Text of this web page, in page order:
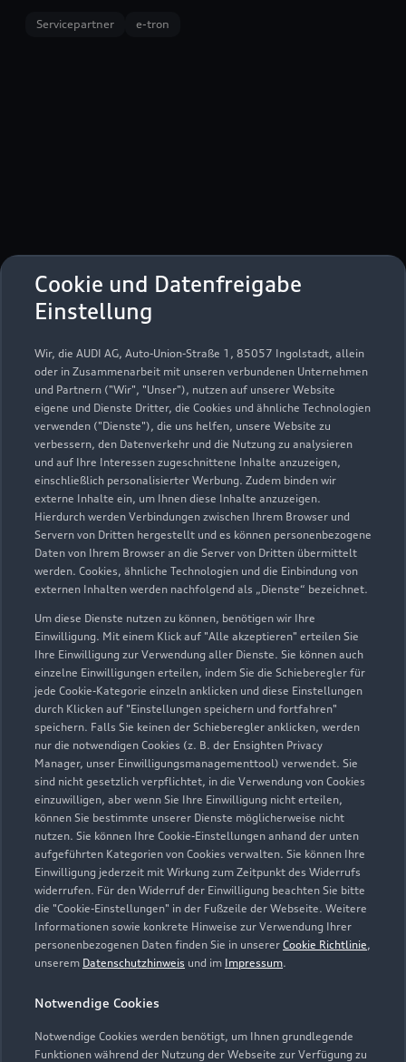
Cookie und Datenfreigabe
Einstellung
Wir, die AUDI AG, Auto-Union-Straße 1, 85057 Ingolstadt, allein
oder in Zusammenarbeit mit unseren verbundenen Unternehmen
und Partnern ("Wir", "Unser"), nutzen auf unserer Website
eigene und Dienste Dritter, die Cookies und ähnliche Technologien
verwenden ("Dienste"), die uns helfen, unsere Website zu
verbessern, den Datenverkehr und die Nutzung zu analysieren
und auf Ihre Interessen zugeschnittene Inhalte anzuzeigen,
einschließlich personalisierter Werbung. Zudem binden wir
externe Inhalte ein, um Ihnen diese Inhalte anzuzeigen.
Hierdurch werden Verbindungen zwischen Ihrem Browser und
Servern von Dritten hergestellt und es können personenbezogene
Daten von Ihrem Browser an die Server von Dritten übermittelt
werden. Cookies, ähnliche Technologien und die Einbindung von
externen Inhalten werden nachfolgend als „Dienste“ bezeichnet.
Um diese Dienste nutzen zu können, benötigen wir Ihre
Einwilligung. Mit einem Klick auf "Alle akzeptieren" erteilen Sie
Ihre Einwilligung zur Verwendung aller Dienste. Sie können auch
einzelne Einwilligungen erteilen, indem Sie die Schieberegler für
jede Cookie-Kategorie einzeln anklicken und diese Einstellungen
durch Klicken auf "Einstellungen speichern und fortfahren"
speichern. Falls Sie keinen der Schieberegler anklicken, werden
nur die notwendigen Cookies (z. B. der Ensighten Privacy
Manager, unser Einwilligungsmanagementtool) verwendet. Sie
sind nicht gesetzlich verpflichtet, in die Verwendung von Cookies
einzuwilligen, aber wenn Sie Ihre Einwilligung nicht erteilen,
können Sie bestimmte unserer Dienste möglicherweise nicht
nutzen. Sie können Ihre Cookie-Einstellungen anhand der unten
aufgeführten Kategorien von Cookies verwalten. Sie können Ihre
Einwilligung jederzeit mit Wirkung zum Zeitpunkt des Widerrufs
widerrufen. Für den Widerruf der Einwilligung beachten Sie bitte
die "Cookie-Einstellungen" in der Fußzeile der Webseite. Weitere
Informationen sowie konkrete Hinweise zur Verwendung Ihrer
personenbezogenen Daten finden Sie in unserer Cookie Richtlinie,
unserem Datenschutzhinweis und im Impressum.
Notwendige Cookies
Notwendige Cookies werden benötigt, um Ihnen grundlegende
Funktionen während der Nutzung der Webseite zur Verfügung zu
Servicepartner e-tron
Lüttgenröder Straße 1
38835 Osterwieck
039421 6140
info@autohaus-osterwieck.de
Kontaktdaten herunterladen
Öffnungszeiten
Service
Geöffnet bis22:00
Teile- & Zubehörverkauf
Geöffnet bis22:00
Zur Reparatur